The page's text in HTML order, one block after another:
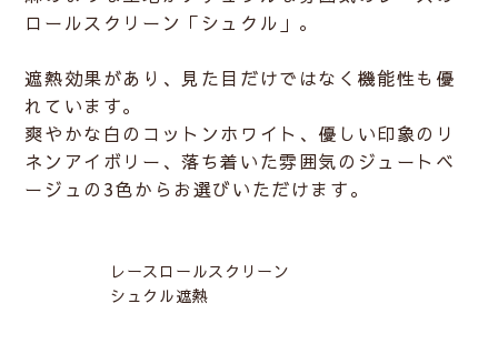
ロールスクリーン「シュクル」。
遮熱効果があり、見た目だけではなく機能性も優
れています。
爽やかな白のコットンホワイト、優しい印象のリ
ネンアイボリー、落ち着いた雰囲気のジュートベ
ージュの3色からお選びいただけます。
レースロールスクリーン
シュクル遮熱